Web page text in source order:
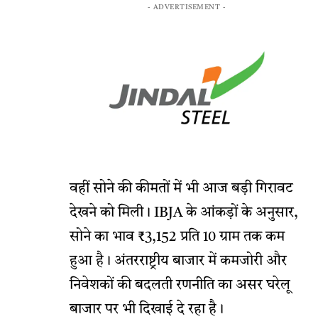
- ADVERTISEMENT -
वहीं सोने की कीमतों में भी आज बड़ी गिरावट
देखने को मिली। IBJA के आंकड़ों के अनुसार,
सोने का भाव ₹3,152 प्रति 10 ग्राम तक कम
हुआ है। अंतरराष्ट्रीय बाजार में कमजोरी और
निवेशकों की बदलती रणनीति का असर घरेलू
बाजार पर भी दिखाई दे रहा है।